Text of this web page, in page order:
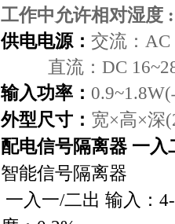
工作中允许相对湿度 :
供电电源： 交流： AC
直流： DC
输入功率： 0.9~1.8W(
外型尺寸： 宽×高×深
配电信号隔离器 一入
智能信号隔离器
一入一/二出 输入：